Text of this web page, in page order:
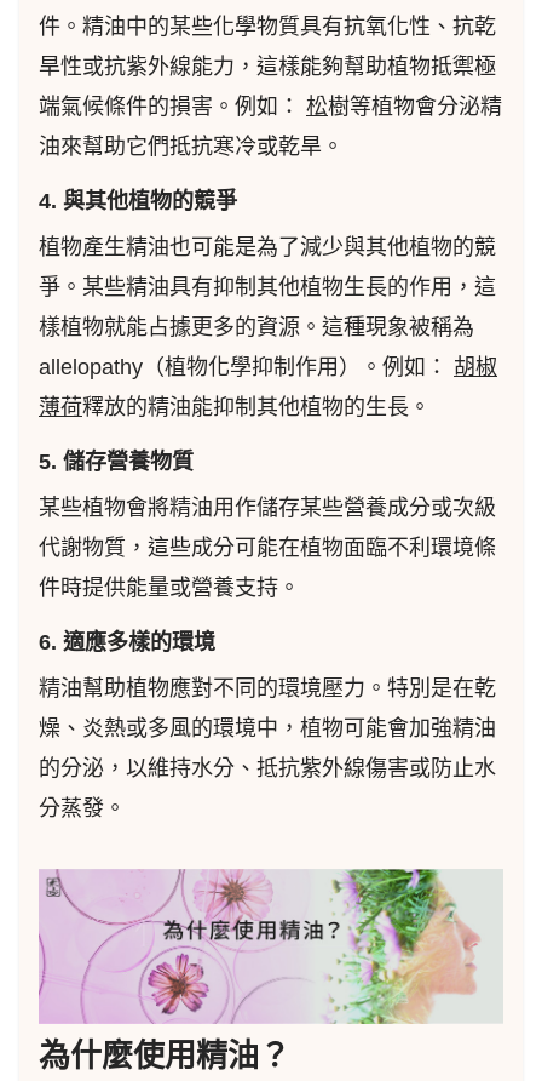
件。精油中的某些化學物質具有抗氧化性、抗乾
旱性或抗紫外線能力，這樣能夠幫助植物抵禦極
端氣候條件的損害。例如： 松樹等植物會分泌精
油來幫助它們抵抗寒冷或乾旱。
4. 與其他植物的競爭
植物產生精油也可能是為了減少與其他植物的競
爭。某些精油具有抑制其他植物生長的作用，這
樣植物就能占據更多的資源。這種現象被稱為
allelopathy（植物化學抑制作用）。例如： 胡椒
薄荷釋放的精油能抑制其他植物的生長。
5. 儲存營養物質
某些植物會將精油用作儲存某些營養成分或次級
代謝物質，這些成分可能在植物面臨不利環境條
件時提供能量或營養支持。
6. 適應多樣的環境
精油幫助植物應對不同的環境壓力。特別是在乾
燥、炎熱或多風的環境中，植物可能會加強精油
的分泌，以維持水分、抵抗紫外線傷害或防止水
分蒸發。
為什麼使用精油？